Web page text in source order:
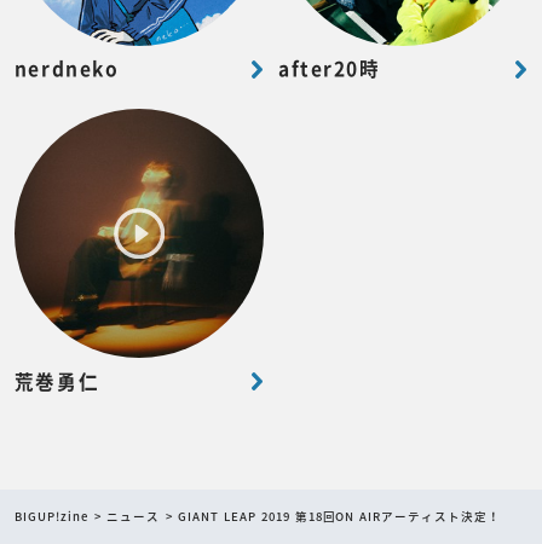
nerdneko after20時
荒巻勇仁
BIGUP!zine ニュース GIANT LEAP 2019 第18回ON AIRアーティスト決定！